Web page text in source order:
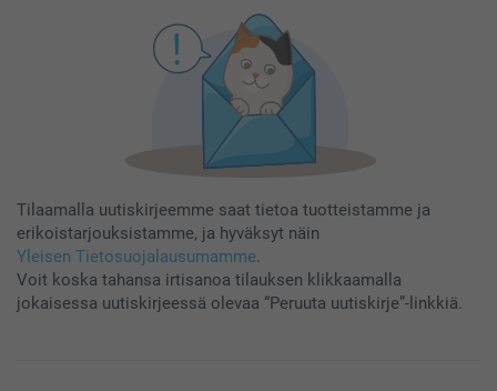
Tilaamalla uutiskirjeemme saat tietoa tuotteistamme ja
erikoistarjouksistamme, ja hyväksyt näin
Yleisen Tietosuojalausumamme.
Voit koska tahansa irtisanoa tilauksen klikkaamalla
jokaisessa uutiskirjeessä olevaa “Peruuta uutiskirje”-linkkiä.